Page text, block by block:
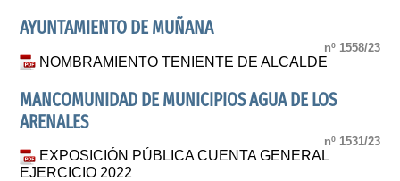
AYUNTAMIENTO DE MUÑANA
nº 1558/23
NOMBRAMIENTO TENIENTE DE ALCALDE
MANCOMUNIDAD DE MUNICIPIOS AGUA DE LOS
ARENALES
nº 1531/23
EXPOSICIÓN PÚBLICA CUENTA GENERAL
EJERCICIO 2022